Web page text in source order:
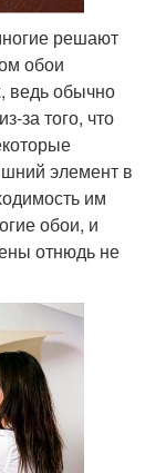
решают
обои
ведь обычно
за того, что
элемент в
им
обои, и
отнюдь не